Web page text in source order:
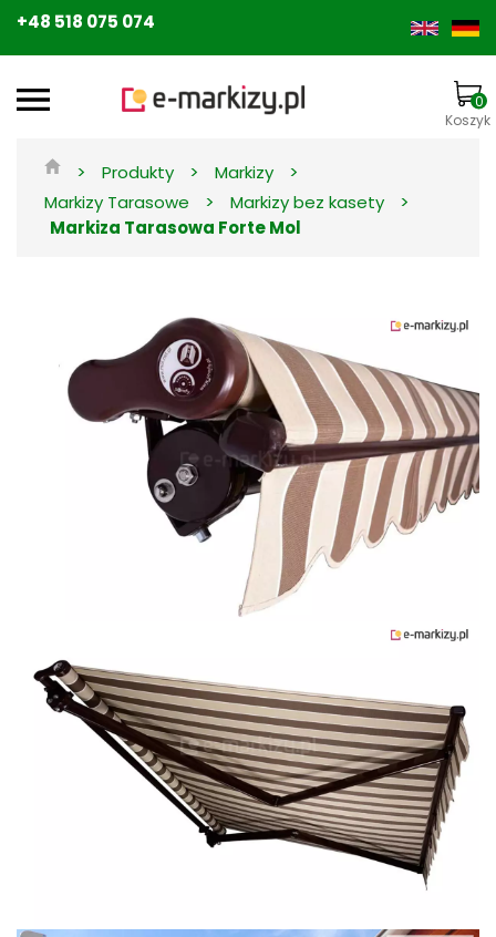
+48 518 075 074
0
Koszyk
> Produkty > Markizy >
Markizy Tarasowe > Markizy bez kasety >
Markiza Tarasowa Forte Mol